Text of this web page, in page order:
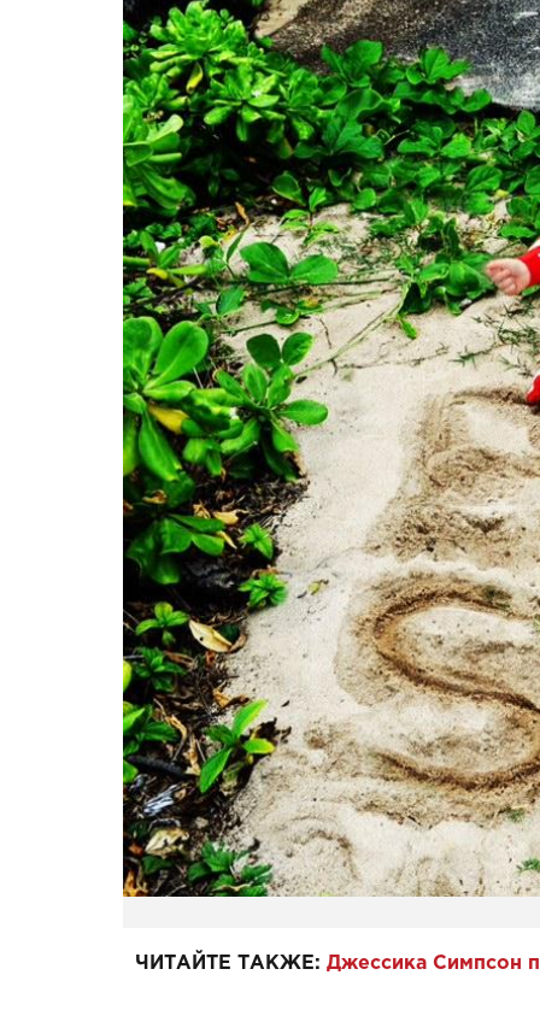
ЧИТАЙТЕ ТАКЖЕ: Джессика Симпсон